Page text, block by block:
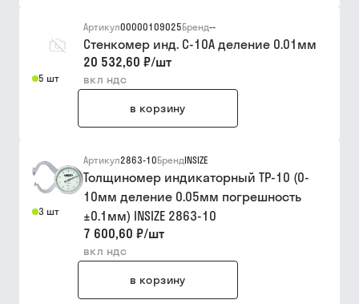
5 шт
Артикул00000109025Бренд--
Стенкомер инд. С-10А деление 0.01мм
20 532,60 ₽/шт
вкл ндс
в корзину
3 шт
Артикул2863-10БрендINSIZE
Толщиномер индикаторный ТР-10 (0-
10мм деление 0.05мм погрешность
±0.1мм) INSIZE 2863-10
7 600,60 ₽/шт
вкл ндс
в корзину